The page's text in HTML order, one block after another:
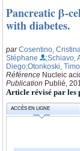
Pancreatic β-
with diabetes.
parCosentino, Cristina
Stéphane
;Schiavo,
Diego;Otonkoski, Timo
Référence Nucleic
Publication Publié,
Article révisé par les
ACCÈS EN LIGNE